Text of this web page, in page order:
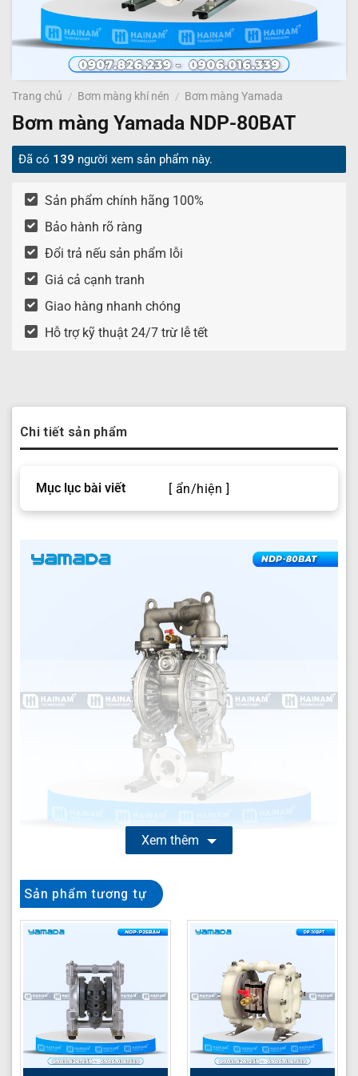
Trang chủ / Bơm màng khí nén / Bơm màng Yamada
Bơm màng Yamada NDP-80BAT
Đã có 139 người xem sản phẩm này.
Sản phẩm chính hãng 100%
Bảo hành rõ ràng
Đổi trả nếu sản phẩm lỗi
Giá cả cạnh tranh
Giao hàng nhanh chóng
Hỗ trợ kỹ thuật 24/7 trừ lễ tết
Chi tiết sản phẩm
Mục lục bài viết [ ẩn/hiện ]
Bơm màng Yamada NDP-80BAT
nhu cầu vận chuyển chất lỏng công nghiệp khắt khe. Với
thiết kế chuyên biệt và khả năng xử lý đa dạng vật liệu,
nổi bật như một lựa chọn hàng đầu cho các ngành sản
xuất hiện đại. Sản phẩm được thiết kế để hoạt động ổn
định trong môi trường khắc nghiệt, đảm bảo hiệu suất
và độ bền vượt trội.
Với những đặc tính kỹ thuật ấn tượng, Yamada NDP-
80BAT mang lại nhiều lợi ích thiết thực cho doanh
Xem thêm
Sản phẩm tương tự